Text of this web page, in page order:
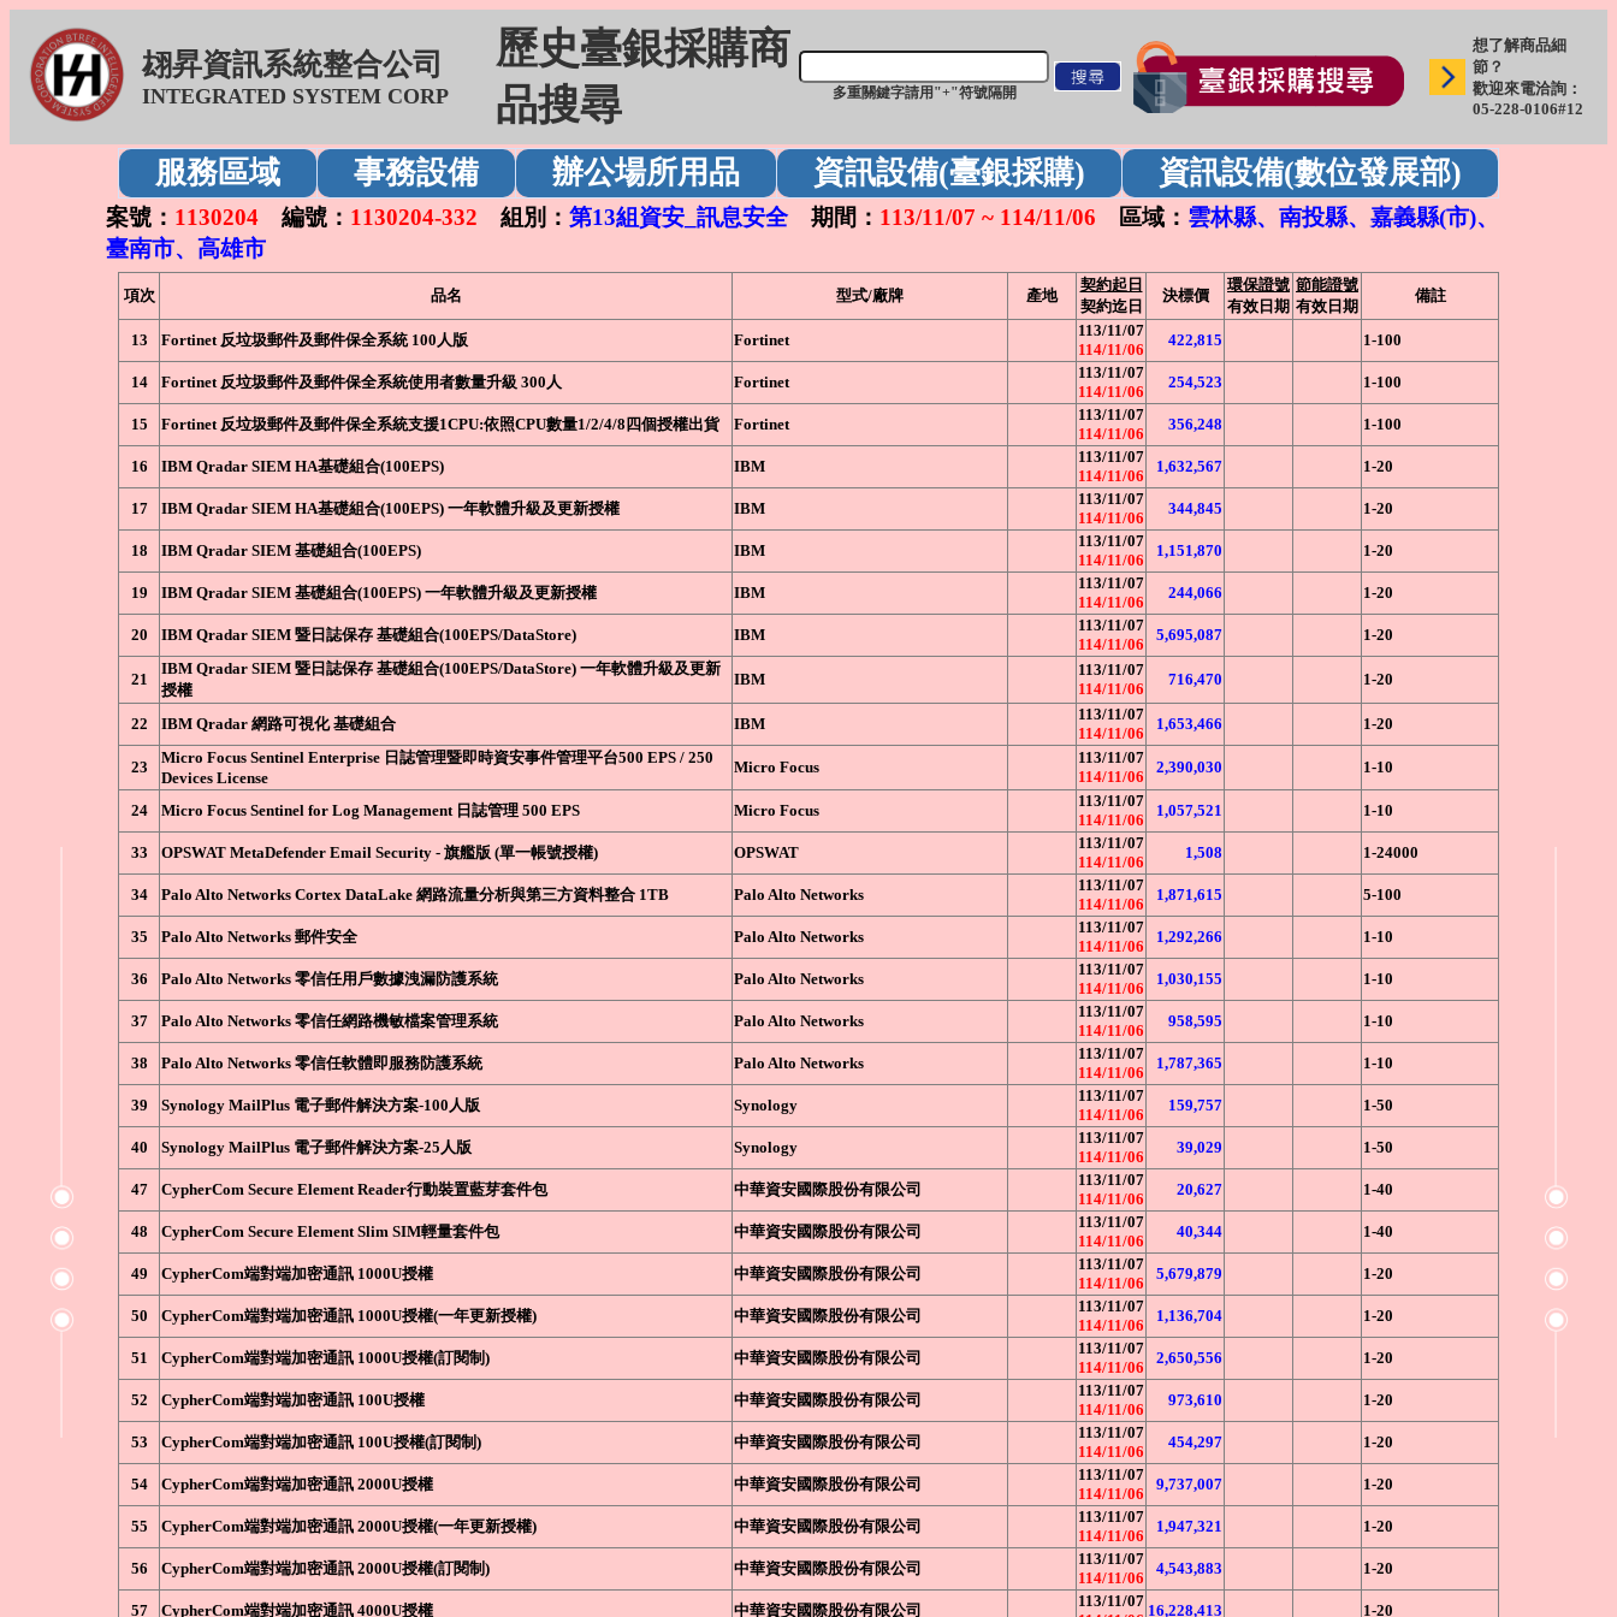
翃昇資訊系統整合公司
INTEGRATED SYSTEM CORP
歷史臺銀採購商
品搜尋
多重關鍵字請用"+"符號隔開
想了解商品細
節？
歡迎來電洽詢：
05-228-0106#12
服務區域 事務設備 辦公場所用品 資訊設備(臺銀採購) 資訊設備(數位發展部)
案號： 1130204 編號： 1130204-332 組別： 第13組資安_訊息安全期間： 113/11/07 ~ 114/11/06 區域： 雲林縣、南投縣、嘉義縣(市)、
臺南市、高雄市
項次 品名 型式/廠牌 產地
契約起日
契約迄日
決標價
環保證號
有效日期
節能證號
有效日期
備註
13 Fortinet 反垃圾郵件及郵件保全系統 100人版 Fortinet
113/11/07
114/11/06
422,815 1-100
14 Fortinet 反垃圾郵件及郵件保全系統使用者數量升級 300人 Fortinet
113/11/07
114/11/06
254,523 1-100
15 Fortinet 反垃圾郵件及郵件保全系統支援1CPU:依照CPU數量1/2/4/8四個授權出貨 Fortinet
113/11/07
114/11/06
356,248 1-100
16 IBM Qradar SIEM HA基礎組合(100EPS) IBM
113/11/07
114/11/06
1,632,567 1-20
17 IBM Qradar SIEM HA基礎組合(100EPS) 一年軟體升級及更新授權 IBM
113/11/07
114/11/06
344,845 1-20
18 IBM Qradar SIEM 基礎組合(100EPS) IBM
113/11/07
114/11/06
1,151,870 1-20
19 IBM Qradar SIEM 基礎組合(100EPS) 一年軟體升級及更新授權 IBM
113/11/07
114/11/06
244,066 1-20
20 IBM Qradar SIEM 暨日誌保存 基礎組合(100EPS/DataStore) IBM
113/11/07
114/11/06
5,695,087 1-20
21
IBM Qradar SIEM 暨日誌保存 基礎組合(100EPS/DataStore) 一年軟體升級及更新
授權
IBM
113/11/07
114/11/06
716,470 1-20
22 IBM Qradar 網路可視化 基礎組合 IBM
113/11/07
114/11/06
1,653,466 1-20
23
Micro Focus Sentinel Enterprise 日誌管理暨即時資安事件管理平台500 EPS / 250
Devices License
Micro Focus
113/11/07
114/11/06
2,390,030 1-10
24 Micro Focus Sentinel for Log Management 日誌管理 500 EPS Micro Focus
113/11/07
114/11/06
1,057,521 1-10
33 OPSWAT MetaDefender Email Security - 旗艦版 (單一帳號授權) OPSWAT
113/11/07
114/11/06
1,508 1-24000
34 Palo Alto Networks Cortex DataLake 網路流量分析與第三方資料整合 1TB Palo Alto Networks
113/11/07
114/11/06
1,871,615 5-100
35 Palo Alto Networks 郵件安全 Palo Alto Networks
113/11/07
114/11/06
1,292,266 1-10
36 Palo Alto Networks 零信任用戶數據洩漏防護系統 Palo Alto Networks
113/11/07
114/11/06
1,030,155 1-10
37 Palo Alto Networks 零信任網路機敏檔案管理系統 Palo Alto Networks
113/11/07
114/11/06
958,595 1-10
38 Palo Alto Networks 零信任軟體即服務防護系統 Palo Alto Networks
113/11/07
114/11/06
1,787,365 1-10
39 Synology MailPlus 電子郵件解決方案-100人版 Synology
113/11/07
114/11/06
159,757 1-50
40 Synology MailPlus 電子郵件解決方案-25人版 Synology
113/11/07
114/11/06
39,029 1-50
47 CypherCom Secure Element Reader行動裝置藍芽套件包 中華資安國際股份有限公司
113/11/07
114/11/06
20,627 1-40
48 CypherCom Secure Element Slim SIM輕量套件包 中華資安國際股份有限公司
113/11/07
114/11/06
40,344 1-40
49 CypherCom端對端加密通訊 1000U授權 中華資安國際股份有限公司
113/11/07
114/11/06
5,679,879 1-20
50 CypherCom端對端加密通訊 1000U授權(一年更新授權) 中華資安國際股份有限公司
113/11/07
114/11/06
1,136,704 1-20
51 CypherCom端對端加密通訊 1000U授權(訂閱制) 中華資安國際股份有限公司
113/11/07
114/11/06
2,650,556 1-20
52 CypherCom端對端加密通訊 100U授權 中華資安國際股份有限公司
113/11/07
114/11/06
973,610 1-20
53 CypherCom端對端加密通訊 100U授權(訂閱制) 中華資安國際股份有限公司
113/11/07
114/11/06
454,297 1-20
54 CypherCom端對端加密通訊 2000U授權 中華資安國際股份有限公司
113/11/07
114/11/06
9,737,007 1-20
55 CypherCom端對端加密通訊 2000U授權(一年更新授權) 中華資安國際股份有限公司
113/11/07
114/11/06
1,947,321 1-20
56 CypherCom端對端加密通訊 2000U授權(訂閱制) 中華資安國際股份有限公司
113/11/07
114/11/06
4,543,883 1-20
57 CypherCom端對端加密通訊 4000U授權 中華資安國際股份有限公司
113/11/07
16,228,413 1-20